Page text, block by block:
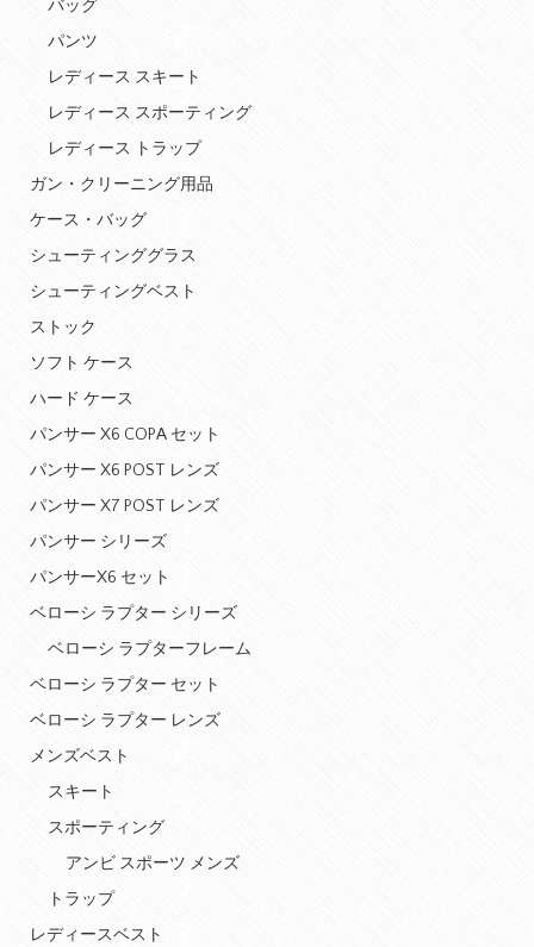
バッグ
パンツ
レディース スキート
レディース スポーティング
レディース トラップ
ガン・クリーニング用品
ケース・バッグ
シューティンググラス
シューティングベスト
ストック
ソフト ケース
ハード ケース
パンサー X6 COPA セット
パンサー X6 POST レンズ
パンサー X7 POST レンズ
パンサー シリーズ
パンサーX6 セット
ベローシ ラプター シリーズ
ベローシ ラプターフレーム
ベローシ ラプター セット
ベローシ ラプター レンズ
メンズベスト
スキート
スポーティング
アンビ スポーツ メンズ
トラップ
レディースベスト